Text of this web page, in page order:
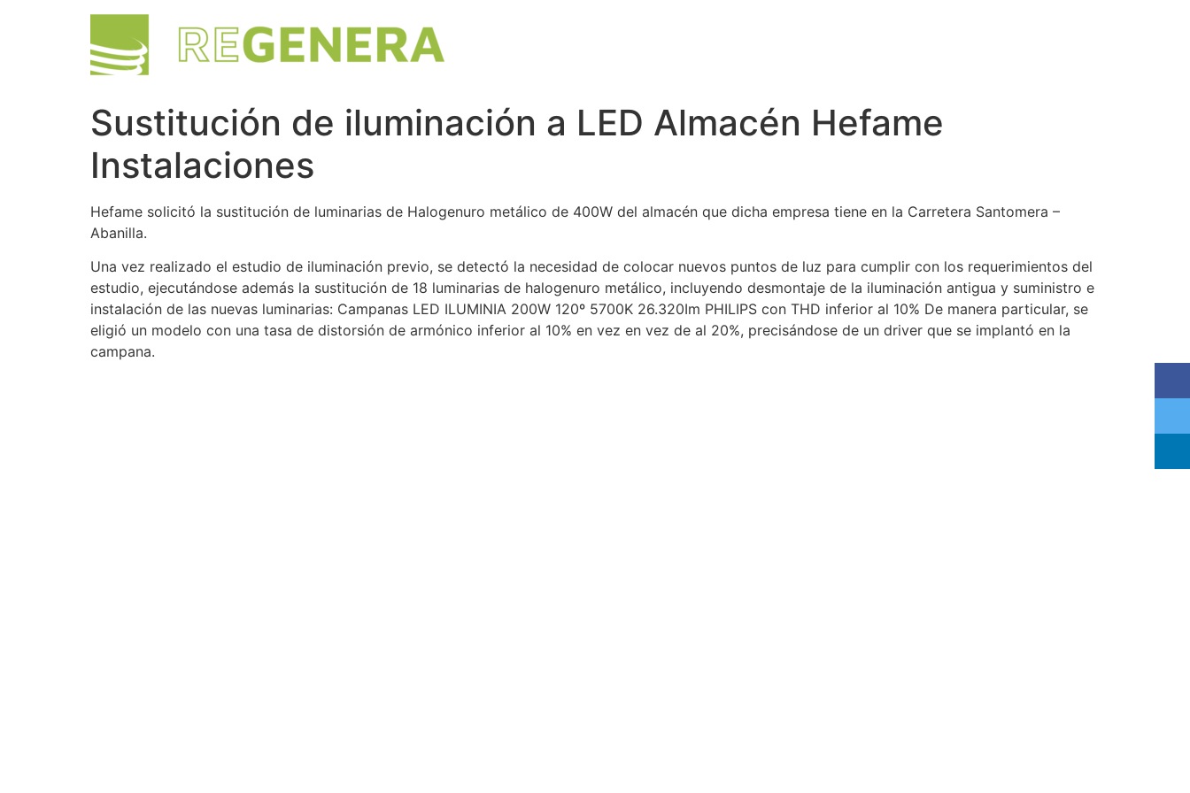
Sustitución de iluminación a LED Almacén Hefame
Instalaciones
Hefame solicitó la sustitución de luminarias de Halogenuro metálico de 400W del almacén que dicha empresa tiene en la Carretera Santomera –
Abanilla.
Una vez realizado el estudio de iluminación previo, se detectó la necesidad de colocar nuevos puntos de luz para cumplir con los requerimientos del
estudio, ejecutándose además la sustitución de 18 luminarias de halogenuro metálico, incluyendo desmontaje de la iluminación antigua y suministro e
instalación de las nuevas luminarias: Campanas LED ILUMINIA 200W 120º 5700K 26.320Im PHILIPS con THD inferior al 10% De manera particular, se
eligió un modelo con una tasa de distorsión de armónico inferior al 10% en vez en vez de al 20%, precisándose de un driver que se implantó en la
campana.